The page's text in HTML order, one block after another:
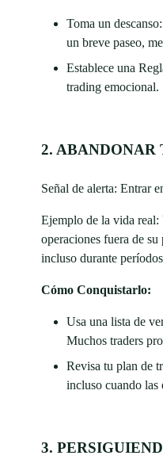
Toma un
un breve paseo,
Establece una
trading emocional.
2. ABANDONAR
Señal de alerta: Entrar
Ejemplo de la vida real:
operaciones fuera de
incluso durante
Cómo Conquistarlo:
Usa una lista de
Muchos traders
Revisa tu plan de
incluso cuando las
3.